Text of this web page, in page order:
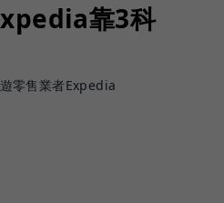
靠3科
零售業者Expedia